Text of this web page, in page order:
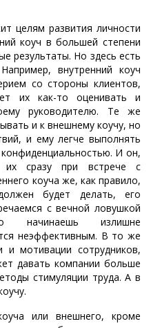
целям развития личности
коуч в большей степени
результаты. Но здесь есть
внутренний коуч
со стороны клиентов,
их как-то оценивать и
руководителю. Те же
и к внешнему коучу, но
и ему легче выполнять
И он,
их сразу при встрече с
коуча же, как правило,
будет делать, его
с вечной ловушкой
начинаешь излишне
неэффективным. В то же
мотивации сотрудников,
давать компании больше
стимуляции труда. А в
или внешнего, кроме